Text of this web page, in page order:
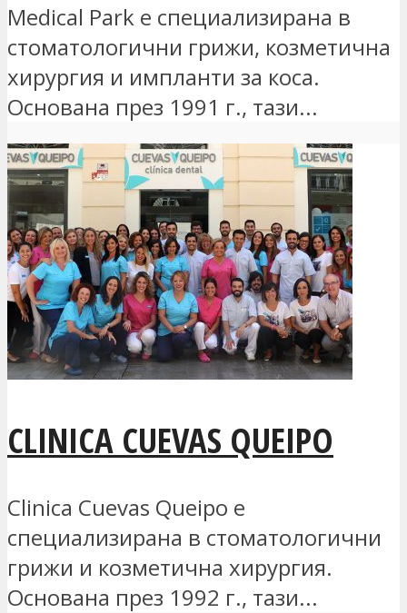
Medical Park е специализирана в
стоматологични грижи, козметична
хирургия и импланти за коса.
Основана през 1991 г., тази...
CLINICA CUEVAS QUEIPO
Clinica Cuevas Queipo е
специализирана в стоматологични
грижи и козметична хирургия.
Основана през 1992 г., тази...